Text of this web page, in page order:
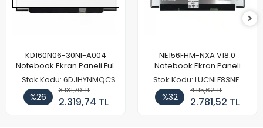
KD160N06-30NI-A004
Notebook Ekran Paneli Full
HD
Stok Kodu: 6DJHYNMQCS
%26
3.131,70 TL
2.319,74 TL
NE156FHM-NXA V18.0
Notebook Ekran Paneli
144Hz
Stok Kodu: LUCNLF83NF
%32
4.115,62 TL
2.781,52 TL